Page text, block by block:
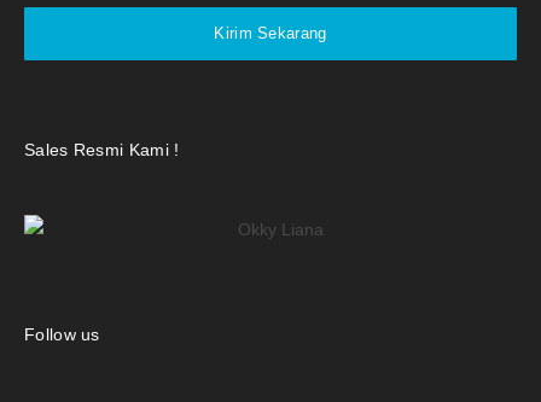
Kirim Sekarang
Sales Resmi Kami !
Follow us